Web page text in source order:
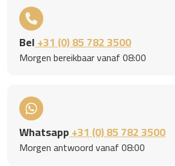
Bel+31 (0) 85 782 3500
Morgen bereikbaar vanaf 08:00
Whatsapp+31 (0) 85 782 3500
Morgen antwoord vanaf 08:00